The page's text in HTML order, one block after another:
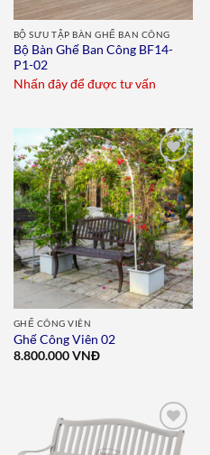
BỘ SƯU TẬP BÀN GHẾ BAN CÔNG
Bộ Bàn Ghế Ban Công BF14-
P1-02
Nhấn đây để được tư vấn
Add to
wishlist
GHẾ CÔNG VIÊN
Ghế Công Viên 02
8.800.000VNĐ
Add to